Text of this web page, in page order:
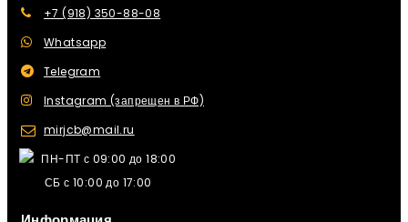
+7 (918) 350-88-08
Whatsapp
Telegram
Instagram (запрещен в РФ)
mirjcb@mail.ru
ПН-ПТ с 09:00 до 18:00
СБ с 10:00 до 17:00